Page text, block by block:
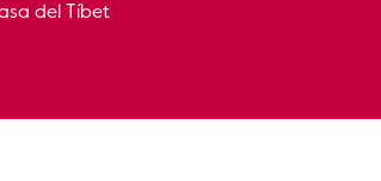
del Tíbet